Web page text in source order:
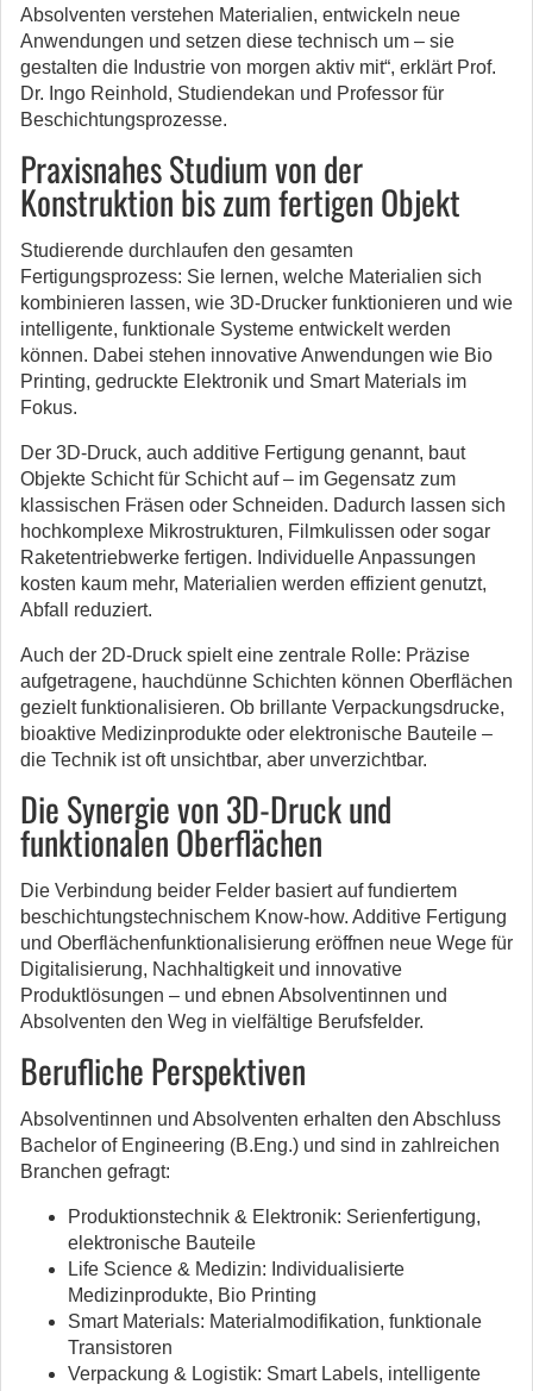
Absolventen verstehen Materialien, entwickeln neue
Anwendungen und setzen diese technisch um – sie
gestalten die Industrie von morgen aktiv mit“, erklärt Prof.
Dr. Ingo Reinhold, Studiendekan und Professor für
Beschichtungsprozesse.
Praxisnahes Studium von der
Konstruktion bis zum fertigen Objekt
Studierende durchlaufen den gesamten
Fertigungsprozess: Sie lernen, welche Materialien sich
kombinieren lassen, wie 3D-Drucker funktionieren und wie
intelligente, funktionale Systeme entwickelt werden
können. Dabei stehen innovative Anwendungen wie Bio
Printing, gedruckte Elektronik und Smart Materials im
Fokus.
Der 3D-Druck, auch additive Fertigung genannt, baut
Objekte Schicht für Schicht auf – im Gegensatz zum
klassischen Fräsen oder Schneiden. Dadurch lassen sich
hochkomplexe Mikrostrukturen, Filmkulissen oder sogar
Raketentriebwerke fertigen. Individuelle Anpassungen
kosten kaum mehr, Materialien werden effizient genutzt,
Abfall reduziert.
Auch der 2D-Druck spielt eine zentrale Rolle: Präzise
aufgetragene, hauchdünne Schichten können Oberflächen
gezielt funktionalisieren. Ob brillante Verpackungsdrucke,
bioaktive Medizinprodukte oder elektronische Bauteile –
die Technik ist oft unsichtbar, aber unverzichtbar.
Die Synergie von 3D-Druck und
funktionalen Oberflächen
Die Verbindung beider Felder basiert auf fundiertem
beschichtungstechnischem Know-how. Additive Fertigung
und Oberflächenfunktionalisierung eröffnen neue Wege für
Digitalisierung, Nachhaltigkeit und innovative
Produktlösungen – und ebnen Absolventinnen und
Absolventen den Weg in vielfältige Berufsfelder.
Berufliche Perspektiven
Absolventinnen und Absolventen erhalten den Abschluss
Bachelor of Engineering (B.Eng.) und sind in zahlreichen
Branchen gefragt:
Produktionstechnik & Elektronik: Serienfertigung,
elektronische Bauteile
Life Science & Medizin: Individualisierte
Medizinprodukte, Bio Printing
Smart Materials: Materialmodifikation, funktionale
Transistoren
Verpackung & Logistik: Smart Labels, intelligente